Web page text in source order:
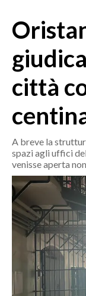
ORISTANO E
GALLURA
NUORO E PROVINCIA
OGLIASTRA
AGENDA
CRONACA
ITALIA
MONDO
POLITICA
ECONOMIA
SERVIZI ALLE
LAVORO
città
A breve la
spazi agli uffici
venisse aperta